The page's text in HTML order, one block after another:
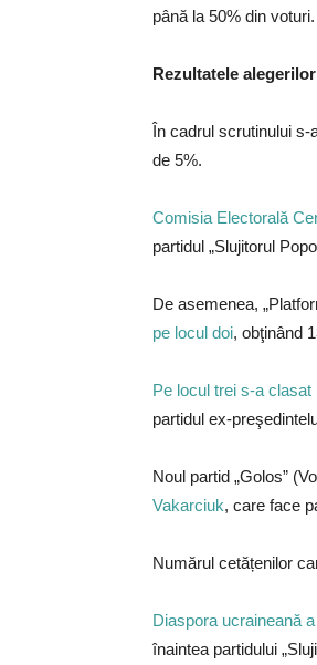
până la 50% din
Rezultatele
În cadrul scrutinului
de 5%.
Comisia Electorală
partidul „Slujitorul
De asemenea,
pe locul doi, obţinând
Pe locul trei s-a clasat
partidul ex-
Noul partid „Golos”
Vakarciuk, care face
Numărul cetățenilor
Diaspora ucraineană
înaintea partidului